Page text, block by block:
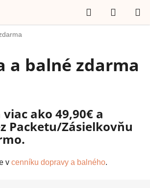
Hľadať
KOŠÍK
a balné zdarma
ako 49,90€ a
Packetu/Zásielkovňu
v cenníku dopravy a balného.